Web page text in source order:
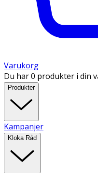
Varukorg
Du har 0 produkter i din
Produkter
Kampanjer
Kloka Råd